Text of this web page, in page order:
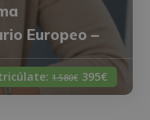
Europeo –
1.580€ 395€